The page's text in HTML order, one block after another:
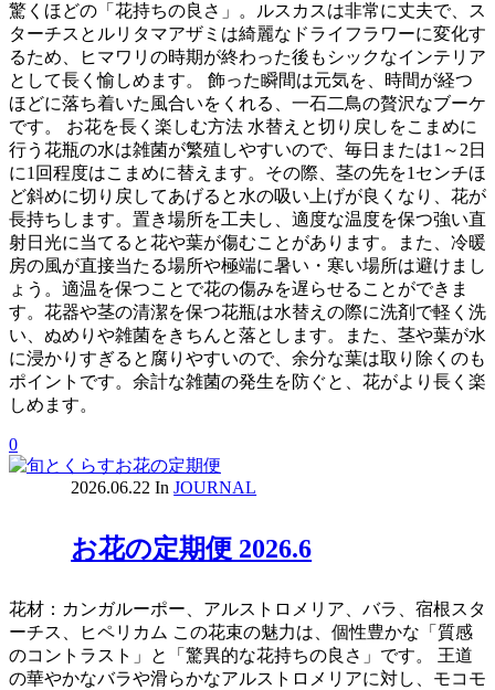
驚くほどの「花持ちの良さ」。ルスカスは非常に丈夫で、ス
ターチスとルリタマアザミは綺麗なドライフラワーに変化す
るため、ヒマワリの時期が終わった後もシックなインテリア
として長く愉しめます。 飾った瞬間は元気を、時間が経つ
ほどに落ち着いた風合いをくれる、一石二鳥の贅沢なブーケ
です。 お花を長く楽しむ方法 水替えと切り戻しをこまめに
行う花瓶の水は雑菌が繁殖しやすいので、毎日または1～2日
に1回程度はこまめに替えます。その際、茎の先を1センチほ
ど斜めに切り戻してあげると水の吸い上げが良くなり、花が
長持ちします。置き場所を工夫し、適度な温度を保つ強い直
射日光に当てると花や葉が傷むことがあります。また、冷暖
房の風が直接当たる場所や極端に暑い・寒い場所は避けまし
ょう。適温を保つことで花の傷みを遅らせることができま
す。花器や茎の清潔を保つ花瓶は水替えの際に洗剤で軽く洗
い、ぬめりや雑菌をきちんと落とします。また、茎や葉が水
に浸かりすぎると腐りやすいので、余分な葉は取り除くのも
ポイントです。余計な雑菌の発生を防ぐと、花がより長く楽
しめます。
0
2026.06.22 In JOURNAL
お花の定期便 2026.6
花材：カンガルーポー、アルストロメリア、バラ、宿根スタ
ーチス、ヒペリカム この花束の魅力は、個性豊かな「質感
のコントラスト」と「驚異的な花持ちの良さ」です。 王道
の華やかなバラや滑らかなアルストロメリアに対し、モコモ